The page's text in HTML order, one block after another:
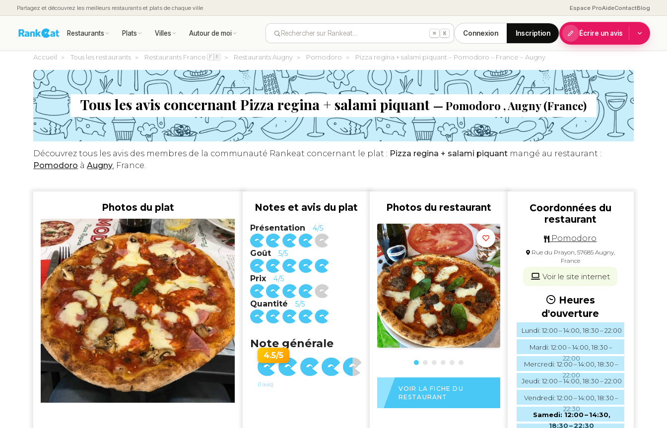
Partagez et découvrez les meilleurs restaurants et plats de chaque ville Espace ProAideContactBlog
Restaurants Plats Villes Autour de moi Rechercher sur Rankeat… ⌘ K Connexion Inscription Écrire un avis
Accueil Tous les restaurants Restaurants France 🇫🇷 Restaurants Augny Pomodoro Pizza regina + salami piquant – Pomodoro – France – Augny
Tous les avis concernant Pizza regina + salami piquant — Pomodoro , Augny (France)
Découvrez tous les avis des membres de la communauté Rankeat concernant le plat : Pizza regina + salami piquant mangé au restaurant :
Pomodoro àAugny, France.
Photos du plat Notes et avis du plat
Présentation 4/5
Goût 5/5
Prix 4/5
Quantité 5/5
Note générale
4.5/5
(1 avis)
Photos du restaurant
VOIR LA FICHE DU
RESTAURANT
Coordonnées du
restaurant
Pomodoro
Rue du Prayon, 57685 Augny,
France
Voir le site internet
Heures
d'ouverture
Lundi: 12:00 – 14:00, 18:30 – 22:00
Mardi: 12:00 – 14:00, 18:30 –
22:00
Mercredi: 12:00 – 14:00, 18:30 –
22:00
Jeudi: 12:00 – 14:00, 18:30 – 22:00
Vendredi: 12:00 – 14:00, 18:30 –
22:30
Samedi: 12:00 – 14:30,
18:30 – 22:30